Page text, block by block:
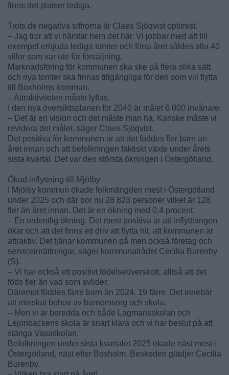
finns det platser lediga.
Trots de negativa siffrorna är Claes Sjöqvist optimist.
– Jag tror att vi hämtar hem det här. Vi jobbar med att till
exempel erbjuda lediga tomter och förra året såldes alla 40
villor som var ute för försäljning.
Marknadsföring för kommunen ska ske på flera olika sätt
och nya tomter ska finnas tillgängliga för den som vill flytta
till Boxholms kommun.
– Attraktiviteten måste lyftas.
I den nya översiktsplanen för 2040 är målet 6 000 invånare.
– Det är en vision och det måste man ha. Kanske måste vi
revidera det målet, säger Claes Sjöqvist.
Det positiva för kommunen är att det föddes fler barn än
året innan och att befolkningen faktiskt växte under årets
sista kvartal. Det var den största ökningen i Östergötland.
Ökad inflyttning till Mjölby
I Mjölby kommun ökade folkmängden mest i Östergötland
under 2025 och där bor nu 28 823 personer vilket är 128
fler än året innan. Det är en ökning med 0,4 procent.
– En ordentlig ökning. Det mest positiva är att inflyttningen
ökar och att det finns ett driv att flytta hit, att kommunen är
attraktiv. Det tjänar kommunen på men också företag och
serviceinrättningar, säger kommunalrådet Cecilia Burenby
(S).
– Vi har också ett positivt födelseöverskott, alltså att det
föds fler än vad som avlider.
Däremot föddes färre barn än 2024. 19 färre. Det innebär
att minskat behov av barnomsorg och skola.
– Men vi är beredda och både Lagmansskolan och
Lejonbackens skola är snart klara och vi har beslut på att
stänga Vasaskolan.
Befolkningen under sista kvartalet 2025 ökade näst mest i
Östergötland, näst efter Boxholm. Beskeden glädjer Cecilia
Burenby.